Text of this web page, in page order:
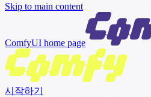
Skip to main content
ComfyUI home page
시작하기